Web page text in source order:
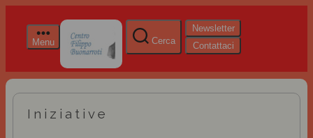
Menu Cerca
Newsletter
Contattaci
Iniziative